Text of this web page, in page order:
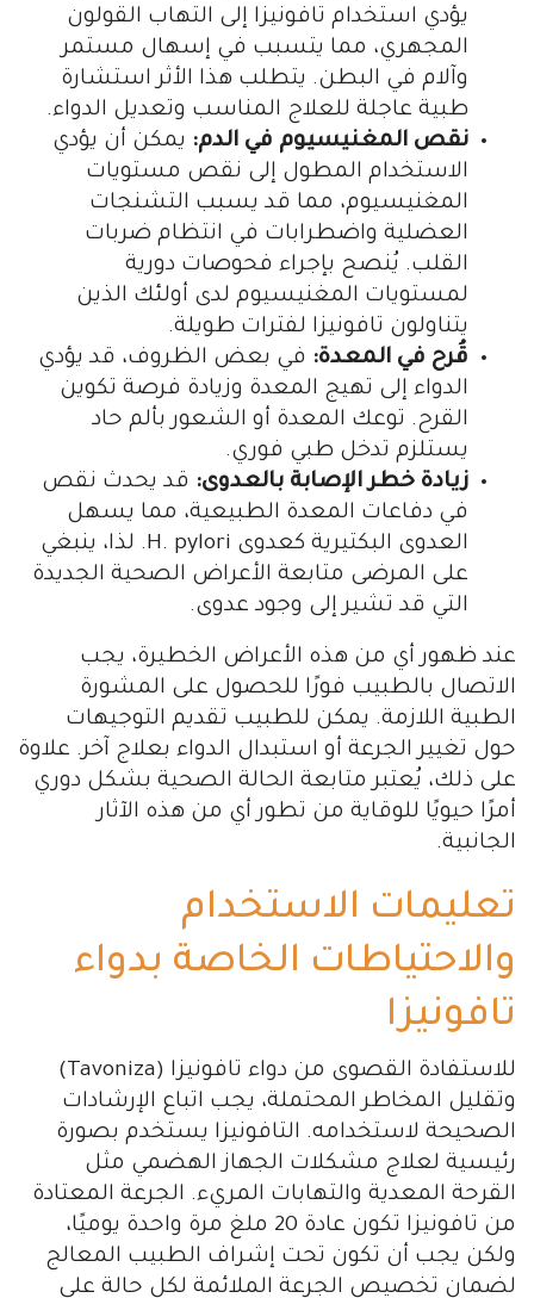
يؤدي استخدام تافونيزا إلى التهاب القولون
المجهري، مما يتسبب في إسهال مستمر
وآلام في البطن. يتطلب هذا الأثر استشارة
طبية عاجلة للعلاج المناسب وتعديل الدواء.
نقص المغنيسيوم في الدم: يمكن أن يؤدي
الاستخدام المطول إلى نقص مستويات
المغنيسيوم، مما قد يسبب التشنجات
العضلية واضطرابات في انتظام ضربات
القلب. يُنصح بإجراء فحوصات دورية
لمستويات المغنيسيوم لدى أولئك الذين
يتناولون تافونيزا لفترات طويلة.
قُرح في المعدة: في بعض الظروف، قد يؤدي
الدواء إلى تهيج المعدة وزيادة فرصة تكوين
القرح. توعك المعدة أو الشعور بألم حاد
يستلزم تدخل طبي فوري.
زيادة خطر الإصابة بالعدوى: قد يحدث نقص
في دفاعات المعدة الطبيعية، مما يسهل
العدوى البكتيرية كعدوى H. pylori. لذا، ينبغي
على المرضى متابعة الأعراض الصحية الجديدة
التي قد تشير إلى وجود عدوى.
عند ظهور أي من هذه الأعراض الخطيرة، يجب
الاتصال بالطبيب فورًا للحصول على المشورة
الطبية اللازمة. يمكن للطبيب تقديم التوجيهات
حول تغيير الجرعة أو استبدال الدواء بعلاج آخر. علاوة
على ذلك، يُعتبر متابعة الحالة الصحية بشكل دوري
أمرًا حيويًا للوقاية من تطور أي من هذه الآثار
الجانبية.
تعليمات الاستخدام
والاحتياطات الخاصة بدواء
تافونيزا
للاستفادة القصوى من دواء تافونيزا (Tavoniza)
وتقليل المخاطر المحتملة، يجب اتباع الإرشادات
الصحيحة لاستخدامه. التافونيزا يستخدم بصورة
رئيسية لعلاج مشكلات الجهاز الهضمي مثل
القرحة المعدية والتهابات المريء. الجرعة المعتادة
من تافونيزا تكون عادة 20 ملغ مرة واحدة يوميًا،
ولكن يجب أن تكون تحت إشراف الطبيب المعالج
لضمان تخصيص الجرعة الملائمة لكل حالة على